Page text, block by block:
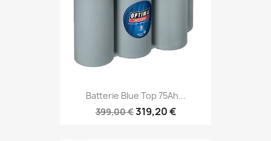
Batterie Blue Top 75Ah...
399,00 €319,20 €